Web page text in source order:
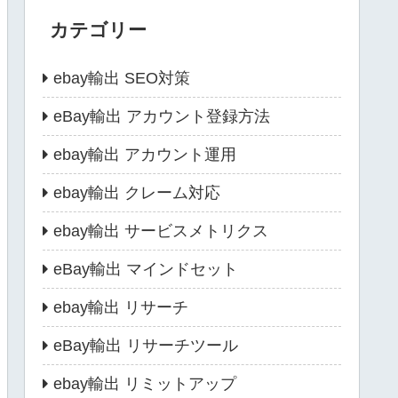
カテゴリー
ebay輸出 SEO対策
eBay輸出 アカウント登録方法
ebay輸出 アカウント運用
ebay輸出 クレーム対応
ebay輸出 サービスメトリクス
eBay輸出 マインドセット
ebay輸出 リサーチ
eBay輸出 リサーチツール
ebay輸出 リミットアップ